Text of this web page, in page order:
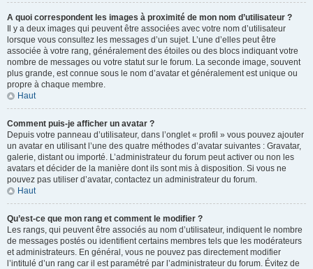
A quoi correspondent les images à proximité de mon nom d’utilisateur ?
Il y a deux images qui peuvent être associées avec votre nom d’utilisateur
lorsque vous consultez les messages d’un sujet. L’une d’elles peut être
associée à votre rang, généralement des étoiles ou des blocs indiquant votre
nombre de messages ou votre statut sur le forum. La seconde image, souvent
plus grande, est connue sous le nom d’avatar et généralement est unique ou
propre à chaque membre.
Haut
Comment puis-je afficher un avatar ?
Depuis votre panneau d’utilisateur, dans l’onglet « profil » vous pouvez ajouter
un avatar en utilisant l’une des quatre méthodes d’avatar suivantes : Gravatar,
galerie, distant ou importé. L’administrateur du forum peut activer ou non les
avatars et décider de la manière dont ils sont mis à disposition. Si vous ne
pouvez pas utiliser d’avatar, contactez un administrateur du forum.
Haut
Qu’est-ce que mon rang et comment le modifier ?
Les rangs, qui peuvent être associés au nom d’utilisateur, indiquent le nombre
de messages postés ou identifient certains membres tels que les modérateurs
et administrateurs. En général, vous ne pouvez pas directement modifier
l’intitulé d’un rang car il est paramétré par l’administrateur du forum. Évitez de